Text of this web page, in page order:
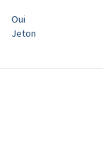
Oui
Jeton